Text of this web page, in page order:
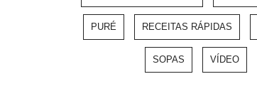
PURÉ RECEITAS RÁPIDAS
SOPAS VÍDEO